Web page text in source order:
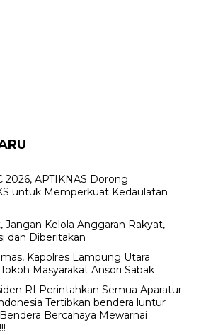
APTIKNAS Dorong
untuk Memperkuat Kedaulatan
Jangan Kelola Anggaran Rakyat,
dan Diberitakan
Kapolres Lampung Utara
Masyarakat Ansori Sabak
RI Perintahkan Semua Aparatur
Tertibkan bendera luntur
Bercahaya Mewarnai